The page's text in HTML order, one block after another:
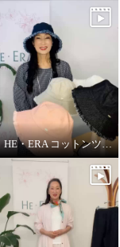
HE・ERA コットンツイル バケットハット